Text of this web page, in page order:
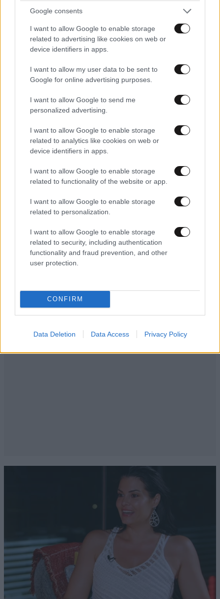
Google consents
I want to allow Google to enable storage
related to advertising like cookies on web or
device identifiers in apps.
I want to allow my user data to be sent to
Google for online advertising purposes.
I want to allow Google to send me
personalized advertising.
I want to allow Google to enable storage
related to analytics like cookies on web or
device identifiers in apps.
I want to allow Google to enable storage
related to functionality of the website or app.
I want to allow Google to enable storage
related to personalization.
I want to allow Google to enable storage
related to security, including authentication
functionality and fraud prevention, and other
user protection.
CONFIRM
Data Deletion Data Access Privacy Policy
Σαν σήμερα 6 Αυγούστου: Πεθαίνει η Ρίτα
Σακελλαρίου, η λαϊκή ντίβα που έκανε τη ζωή
της τραγούδι